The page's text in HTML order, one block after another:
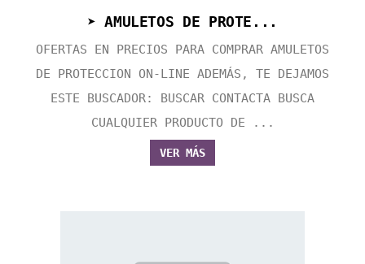
➤ AMULETOS DE PROTE...
OFERTAS EN PRECIOS PARA COMPRAR AMULETOS
DE PROTECCION ON-LINE ADEMÁS, TE DEJAMOS
ESTE BUSCADOR: BUSCAR CONTACTA BUSCA
CUALQUIER PRODUCTO DE ...
VER MÁS